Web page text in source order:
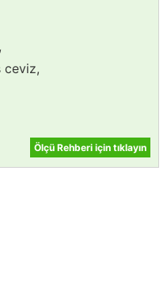
ceviz,
Ölçü Rehberi için tıklayın